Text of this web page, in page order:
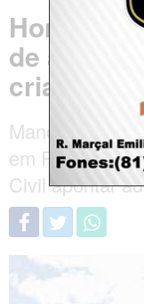
Homem é
de abuso
criança
Mandado de
em Ribeirão
Civil apontar